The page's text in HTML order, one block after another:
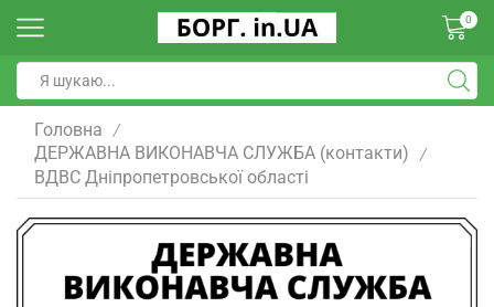
0
Головна /
ДЕРЖАВНА ВИКОНАВЧА СЛУЖБА (контакти) /
ВДВС Дніпропетровської області